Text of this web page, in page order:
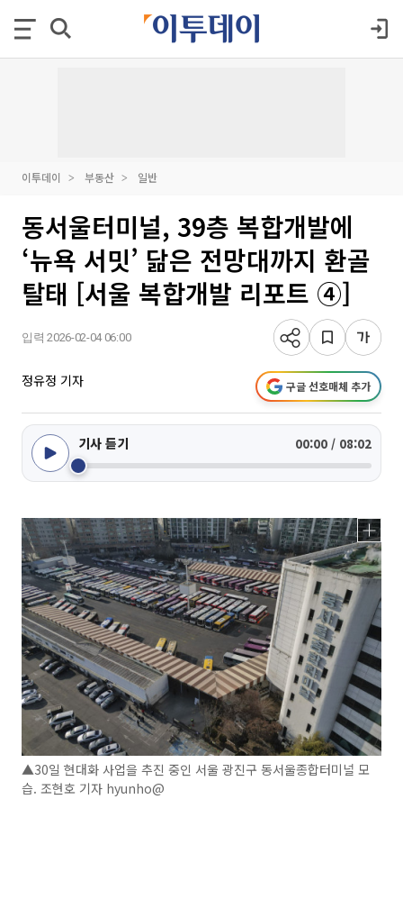
이투데이 부동산 일반
동서울터미널, 39층 복합개발에
‘뉴욕 서밋’ 닮은 전망대까지 환골
탈태 [서울 복합개발 리포트 ④]
입력 2026-02-04 06:00
정유정 기자 구글 선호매체 추가
기사 듣기 00:00 / 08:02
▲30일 현대화 사업을 추진 중인 서울 광진구 동서울종합터미널 모
습. 조현호 기자 hyunho@